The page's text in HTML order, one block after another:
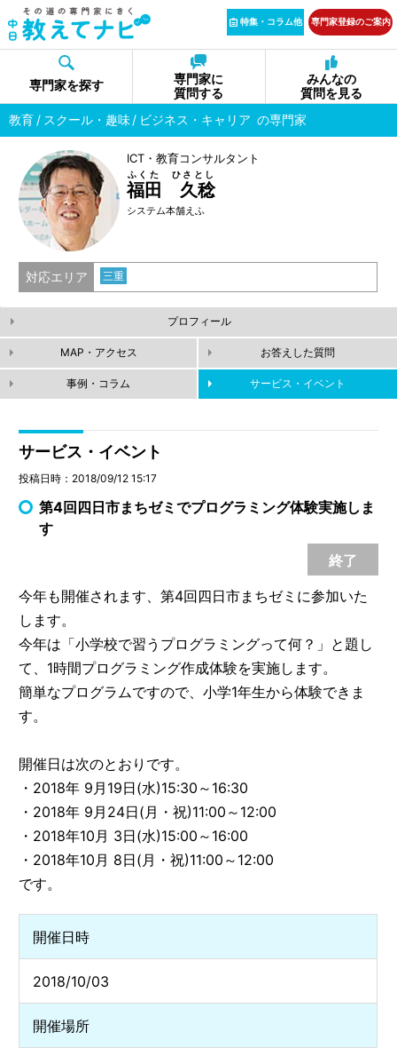
特集・コラム他 専門家登録のご案内
専門家を探す
専門家に
質問する
みんなの
質問を見る
教育
スクール・趣味 ビジネス・キャリア の専門家
ICT・教育コンサルタント
福田 久稔
ふくた ひさとし
システム本舗えふ
対応エリア 三重
プロフィール
MAP・アクセス お答えした質問
事例・コラム サービス・イベント
サービス・イベント
投稿日時：2018/09/12 15:17
第4回四日市まちゼミでプログラミング体験実施しま
す
終了
今年も開催されます、第4回四日市まちゼミに参加いた
します。
今年は「小学校で習うプログラミングって何？」と題し
て、1時間プログラミング作成体験を実施します。
簡単なプログラムですので、小学1年生から体験できま
す。
開催日は次のとおりです。
・2018年 9月19日(水)15:30～16:30
・2018年 9月24日(月・祝)11:00～12:00
・2018年10月 3日(水)15:00～16:00
・2018年10月 8日(月・祝)11:00～12:00
です。
開催日時
2018/10/03
開催場所